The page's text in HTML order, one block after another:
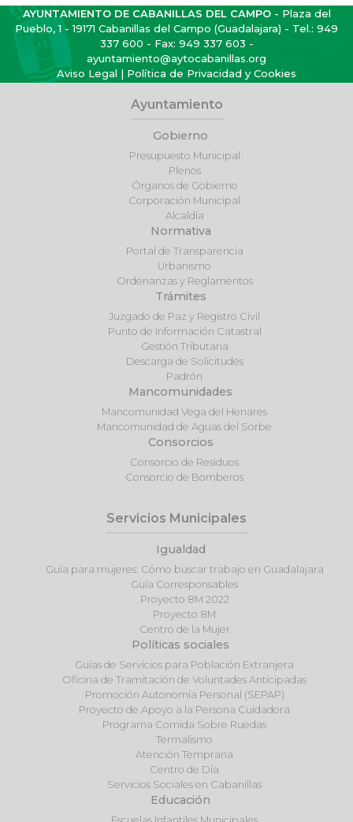
AYUNTAMIENTO DE CABANILLAS DEL CAMPO- Plaza del
Pueblo, 1 - 19171 Cabanillas del Campo (Guadalajara) - Tel.: 949
337 600 - Fax: 949 337 603 -
ayuntamiento@aytocabanillas.org
Aviso Legal | Política de Privacidad y Cookies
Ayuntamiento
Gobierno
Presupuesto Municipal
Plenos
Órganos de Gobierno
Corporación Municipal
Alcaldía
Normativa
Portal de Transparencia
Urbanismo
Ordenanzas y Reglamentos
Trámites
Juzgado de Paz y Registro Civil
Punto de Información Catastral
Gestión Tributaria
Descarga de Solicitudes
Padrón
Mancomunidades
Mancomunidad Vega del Henares
Mancomunidad de Aguas del Sorbe
Consorcios
Consorcio de Residuos
Consorcio de Bomberos
Servicios Municipales
Igualdad
Guía para mujeres: Cómo buscar trabajo en Guadalajara
Guía Corresponsables
Proyecto 8M 2022
Proyecto 8M
Centro de la Mujer
Políticas sociales
Guías de Servicios para Población Extranjera
Oficina de Tramitación de Voluntades Anticipadas
Promoción Autonomía Personal (SEPAP)
Proyecto de Apoyo a la Persona Cuidadora
Programa Comida Sobre Ruedas
Termalismo
Atención Temprana
Centro de Día
Servicios Sociales en Cabanillas
Educación